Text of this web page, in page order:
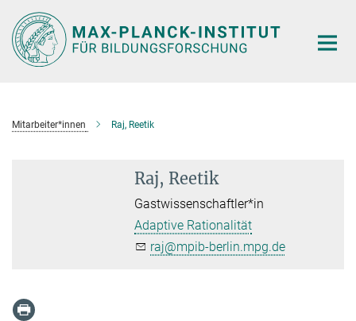
Hauptinhalt
Mitarbeiter*innen Raj, Reetik
Raj, Reetik
Gastwissenschaftler*in
Adaptive Rationalität
raj@mpib-berlin.mpg.de